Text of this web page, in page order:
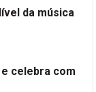
da música
e celebra com